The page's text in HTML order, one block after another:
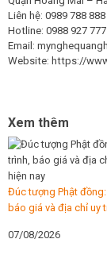
Liên hệ: 0989 788
Hotline: 0988 927 777
Email:
Website: https://
Xem thêm
Đúc tượng Phật đồng:
báo giá và địa chỉ uy
07/08/2026